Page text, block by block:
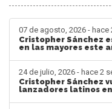
07 de agosto, 2026 - hace
Cristopher Sánchez
en las mayores este
24 de julio, 2026 - hace 2
Cristopher Sánchez
lanzadores latinos